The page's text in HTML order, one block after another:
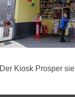
Der Kiosk Prosper